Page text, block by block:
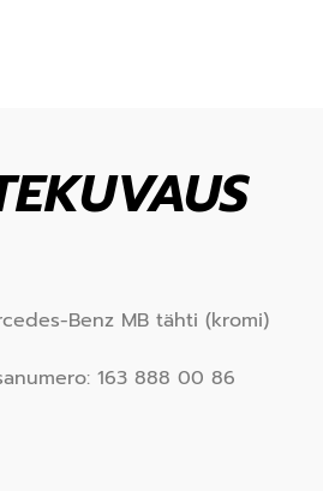
Benz MB tähti (kromi)
163 888 00 86